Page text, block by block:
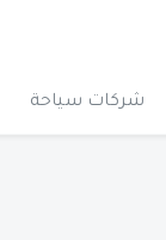
شركات سياحة